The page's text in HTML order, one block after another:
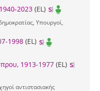
2023 (EL)
Υπουργοί,
1998 (EL)
1913-1977 (EL)
αντιστασιακής